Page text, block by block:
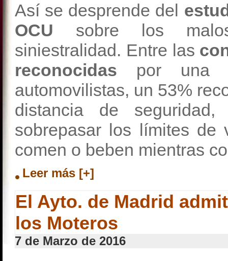
Así se desprende del
OCU sobre los
siniestralidad. Entre las
reconocidas por una
automovilistas, un 53%
distancia de
sobrepasar los límites de
comen o beben mientras
Leer más [+]
El Ayto. de Madrid
los Moteros
7 de Marzo de 2016